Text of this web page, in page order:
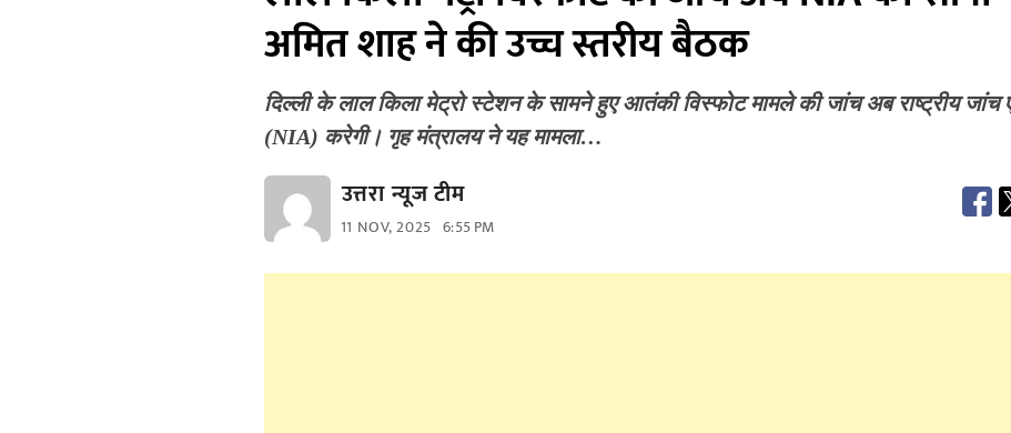
अमित शाह ने की उच्च स्तरीय बैठक
दिल्ली के लाल किला मेट्रो स्टेशन के सामने हुए आतंकी विस्फोट मामले की जांच अब राष्ट्रीय जांच
(NIA) करेगी। गृह मंत्रालय ने यह मामला…
उत्तरा न्यूज टीम
11 NOV, 2025 6:55 PM